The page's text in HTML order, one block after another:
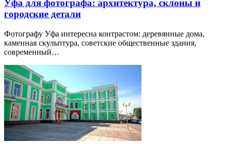
Уфа для фотографа: архитектура, склоны и
городские детали
Фотографу Уфа интересна контрастом: деревянные дома,
каменная скульптура, советские общественные здания,
современный…